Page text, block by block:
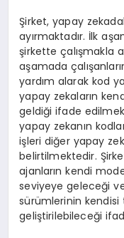
Şirket, yapay
ayırmaktadır. İlk
şirkette çalışmakla
aşamada
yardım alarak kod
yapay zekaların
geldiği ifade
yapay zekanın
işleri diğer yapay
belirtilmektedir.
ajanların kendi
seviyeye geleceği
sürümlerinin kendisi
geliştirilebileceği